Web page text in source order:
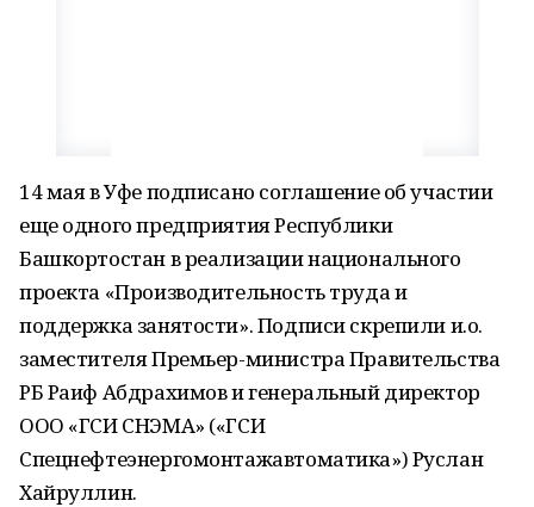
14 мая в Уфе подписано соглашение об участии
еще одного предприятия Республики
Башкортостан в реализации национального
проекта «Производительность труда и
поддержка занятости». Подписи скрепили и.о.
заместителя Премьер-министра Правительства
РБ Раиф Абдрахимов и генеральный директор
ООО «ГСИ СНЭМА» («ГСИ
Спецнефтеэнергомонтажавтоматика») Руслан
Хайруллин.